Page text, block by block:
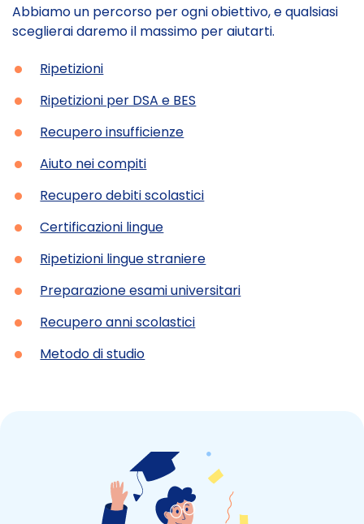
Abbiamo un percorso per ogni obiettivo, e qualsiasi
sceglierai daremo il massimo per aiutarti.
• Ripetizioni
• Ripetizioni per DSA e BES
• Recupero insufficienze
• Aiuto nei compiti
• Recupero debiti scolastici
• Certificazioni lingue
• Ripetizioni lingue straniere
• Preparazione esami universitari
• Recupero anni scolastici
• Metodo di studio